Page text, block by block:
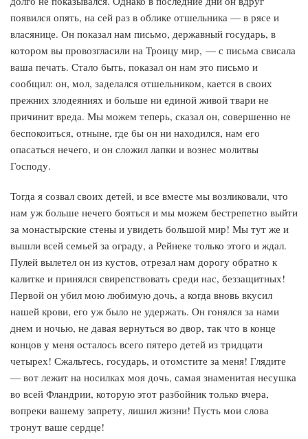
появился опять, на сей раз в облике отшельника — в рясе и
власянице. Он показал нам письмо, державный государь, в
котором вы провозгласили на Троицу мир, — с письма свисала
ваша печать. Стало быть, показал он нам это письмо и
сообщил: он, мол, заделался отшельником, кается в своих
прежних злодеяниях и больше ни единой живой твари не
причинит вреда. Мы можем теперь, сказал он, совершенно не
беспокоиться, отныне, где бы он ни находился, нам его
опасаться нечего, и он сложил лапки и вознес молитвы
Господу.
Тогда я созвал своих детей, и все вместе мы возликовали, что
нам уж больше нечего бояться и мы можем бестрепетно выйти
за монастырские стены и увидеть большой мир! Мы тут же и
вышли всей семьей за ограду, а Рейнеке только этого и ждал.
Пулей вылетел он из кустов, отрезал нам дорогу обратно к
калитке и принялся свирепствовать среди нас, беззащитных!
Первой он убил мою любимую дочь, а когда вновь вкусил
нашей крови, его уж было не удержать. Он гонялся за нами
днем и ночью, не давая вернуться во двор, так что в конце
концов у меня осталось всего пятеро детей из тридцати
четырех! Сжальтесь, государь, и отомстите за меня! Глядите
— вот лежит на носилках моя дочь, самая знаменитая несушка
во всей Фландрии, которую этот разбойник только вчера,
вопреки вашему запрету, лишил жизни! Пусть мои слова
тронут ваше сердце!